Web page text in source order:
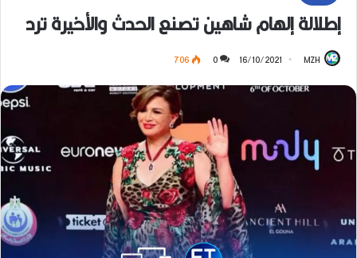
إطلالة إلهام شاهين تصنع الحدث والأخيرة ترد
MZH
16/10/2021
0
706